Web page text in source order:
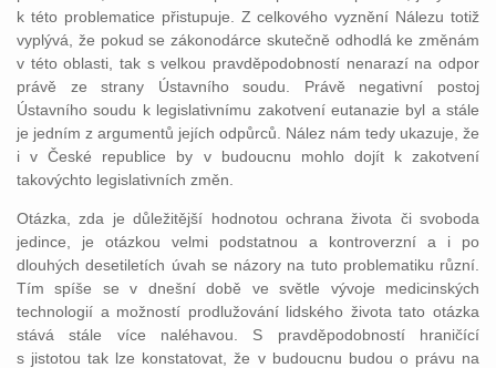
k této problematice přistupuje. Z celkového vyznění Nálezu totiž
vyplývá, že pokud se zákonodárce skutečně odhodlá ke změnám
v této oblasti, tak s velkou pravděpodobností nenarazí na odpor
právě ze strany Ústavního soudu. Právě negativní postoj
Ústavního soudu k legislativnímu zakotvení eutanazie byl a stále
je jedním z argumentů jejích odpůrců. Nález nám tedy ukazuje, že
i v České republice by v budoucnu mohlo dojít k zakotvení
takovýchto legislativních změn.
Otázka, zda je důležitější hodnotou ochrana života či svoboda
jedince, je otázkou velmi podstatnou a kontroverzní a i po
dlouhých desetiletích úvah se názory na tuto problematiku různí.
Tím spíše se v dnešní době ve světle vývoje medicinských
technologií a možností prodlužování lidského života tato otázka
stává stále více naléhavou. S pravděpodobností hraničící
s jistotou tak lze konstatovat, že v budoucnu budou o právu na